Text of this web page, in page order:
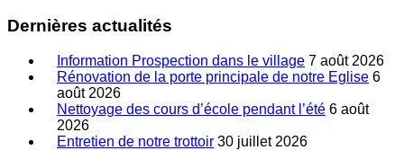
Dernières actualités
Information Prospection dans le village 7 août 2026
Rénovation de la porte principale de notre Eglise 6
août 2026
Nettoyage des cours d’école pendant l’été 6 août
2026
Entretien de notre trottoir 30 juillet 2026